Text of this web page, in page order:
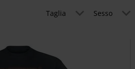
Taglia Sesso